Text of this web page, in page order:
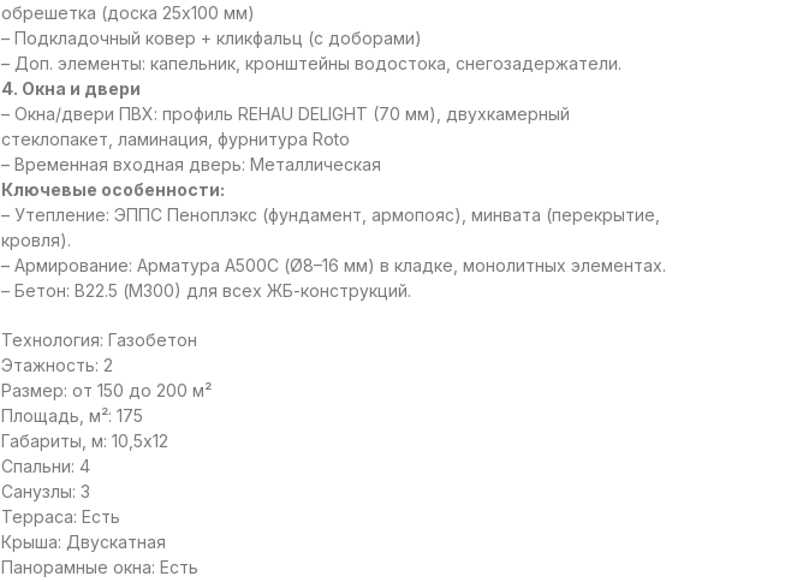
обрешетка (доска 25х100 мм)
– Подкладочный ковер + кликфальц (с доборами)
– Доп. элементы: капельник, кронштейны водостока, снегозадержатели.
4. Окна и двери
– Окна/двери ПВХ: профиль REHAU DELIGHT (70 мм), двухкамерный
стеклопакет, ламинация, фурнитура Roto
– Временная входная дверь: Металлическая
Ключевые особенности:
– Утепление: ЭППС Пеноплэкс (фундамент, армопояс), минвата (перекрытие,
кровля).
– Армирование: Арматура А500С (Ø8–16 мм) в кладке, монолитных элементах.
– Бетон: В22.5 (М300) для всех ЖБ-конструкций.
Технология: Газобетон
Этажность: 2
Размер: от 150 до 200 м²
Площадь, м²: 175
Габариты, м: 10,5х12
Спальни: 4
Санузлы: 3
Терраса: Есть
Крыша: Двускатная
Панорамные окна: Есть